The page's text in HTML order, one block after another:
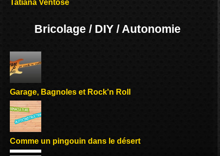
Tatiana Ventôse
Bricolage / DIY / Autonomie
Garage, Bagnoles et Rock'n Roll
Comme un pingouin dans le désert